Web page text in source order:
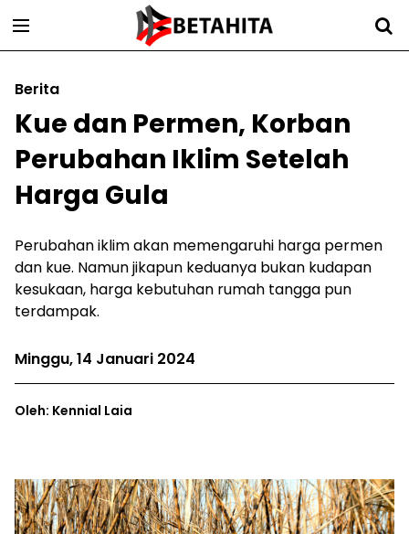
Berita
Kue dan Permen, Korban
Perubahan Iklim Setelah
Harga Gula
Perubahan iklim akan memengaruhi harga permen
dan kue. Namun jikapun keduanya bukan kudapan
kesukaan, harga kebutuhan rumah tangga pun
terdampak.
Minggu, 14 Januari 2024
Oleh: Kennial Laia